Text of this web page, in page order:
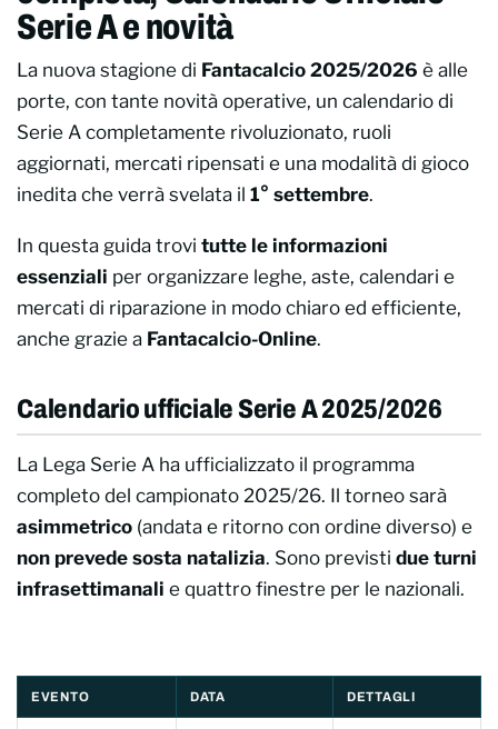
Serie A e novità
La nuova stagione di Fantacalcio 2025/2026 è alle
porte, con tante novità operative, un calendario di
Serie A completamente rivoluzionato, ruoli
aggiornati, mercati ripensati e una modalità di gioco
inedita che verrà svelata il 1° settembre.
In questa guida trovi tutte le informazioni
essenziali per organizzare leghe, aste, calendari e
mercati di riparazione in modo chiaro ed efficiente,
anche grazie a Fantacalcio-Online.
Calendario ufficiale Serie A 2025/2026
La Lega Serie A ha ufficializzato il programma
completo del campionato 2025/26. Il torneo sarà
asimmetrico (andata e ritorno con ordine diverso) e
non prevede sosta natalizia. Sono previsti due turni
infrasettimanali e quattro finestre per le nazionali.
EVENTO DATA DETTAGLI